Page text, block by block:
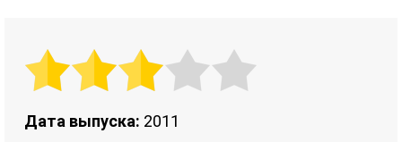
Дата выпуска: 2011